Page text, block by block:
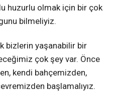
huzurlu olmak için bir çok
bilmeliyiz.
bizlerin yaşanabilir bir
çok şey var. Önce
kendi bahçemizden,
başlamalıyız.